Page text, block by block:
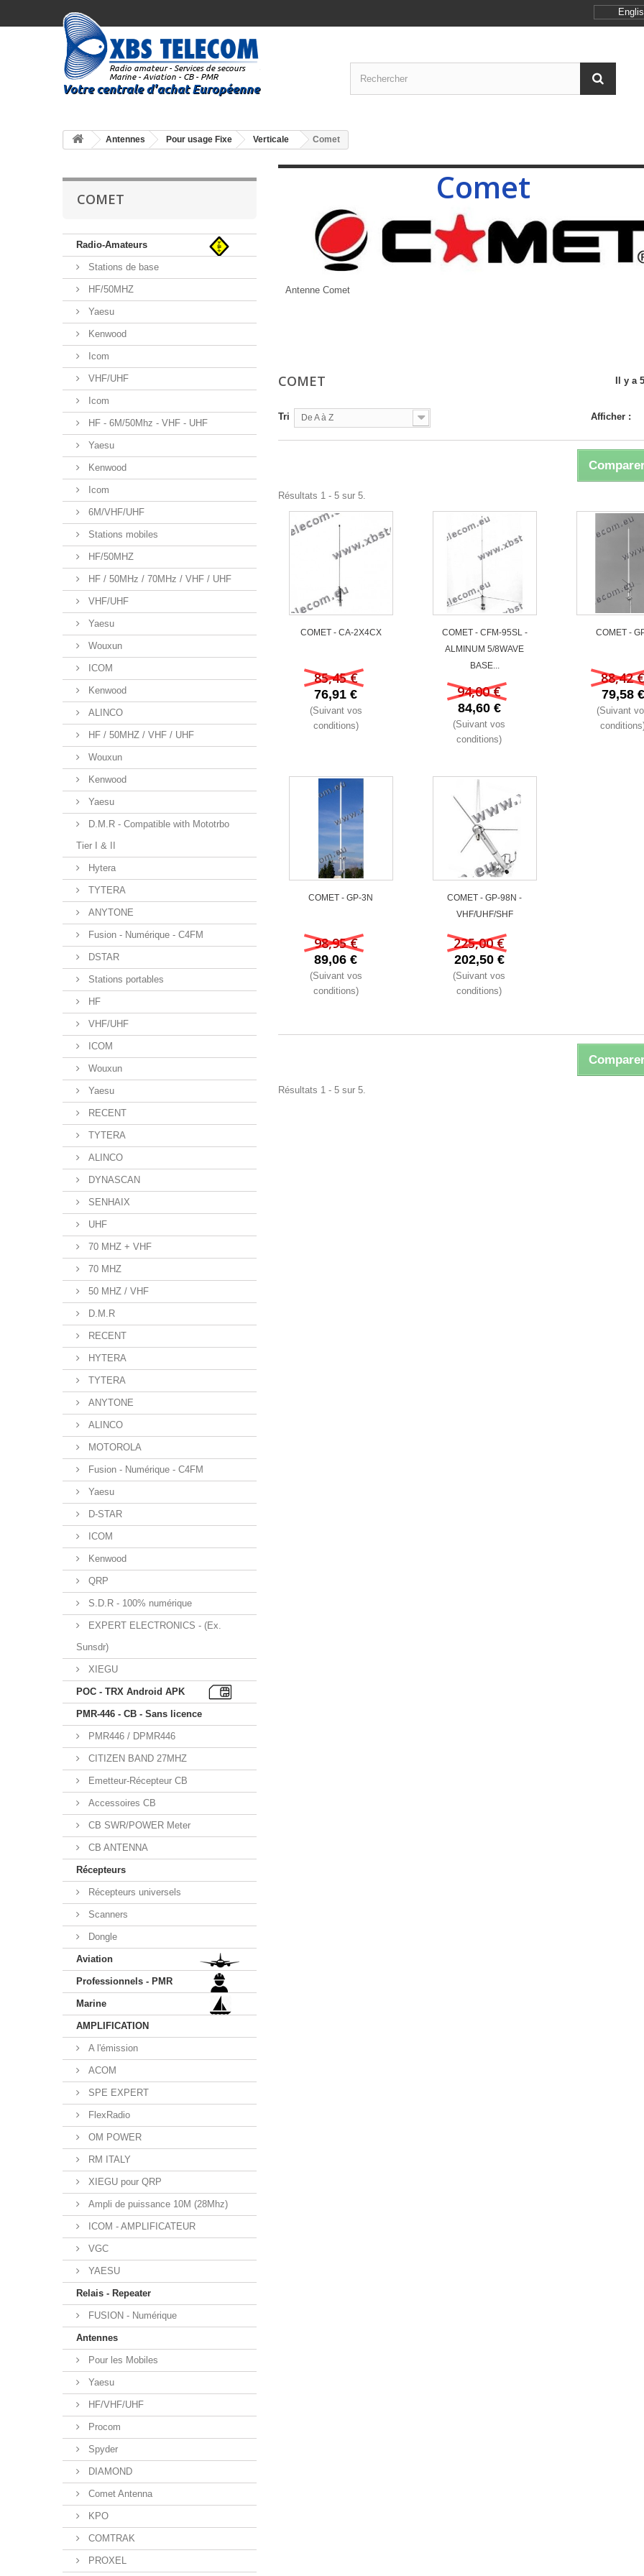
Antennes Pour usage Fixe Verticale Comet
COMET
Radio-Amateurs
Stations de base
HF/50MHZ
Yaesu
Kenwood
Icom
VHF/UHF
Icom
HF - 6M/50Mhz - VHF - UHF
Yaesu
Kenwood
Icom
6M/VHF/UHF
Stations mobiles
HF/50MHZ
HF / 50MHz / 70MHz / VHF / UHF
VHF/UHF
Yaesu
Wouxun
ICOM
Kenwood
ALINCO
HF / 50MHZ / VHF / UHF
Wouxun
Kenwood
Yaesu
D.M.R - Compatible with Mototrbo
Tier I & II
Hytera
TYTERA
ANYTONE
Fusion - Numérique - C4FM
DSTAR
Stations portables
HF
VHF/UHF
ICOM
Wouxun
Yaesu
RECENT
TYTERA
ALINCO
DYNASCAN
SENHAIX
UHF
70 MHZ + VHF
70 MHZ
50 MHZ / VHF
D.M.R
RECENT
HYTERA
TYTERA
ANYTONE
ALINCO
MOTOROLA
Fusion - Numérique - C4FM
Yaesu
D-STAR
ICOM
Kenwood
QRP
S.D.R - 100% numérique
EXPERT ELECTRONICS - (Ex.
Sunsdr)
XIEGU
POC - TRX Android APK
PMR-446 - CB - Sans licence
PMR446 / DPMR446
CITIZEN BAND 27MHZ
Emetteur-Récepteur CB
Accessoires CB
CB SWR/POWER Meter
CB ANTENNA
Récepteurs
Récepteurs universels
Scanners
Dongle
Aviation
Professionnels - PMR
Marine
AMPLIFICATION
A l'émission
ACOM
SPE EXPERT
FlexRadio
OM POWER
RM ITALY
XIEGU pour QRP
Ampli de puissance 10M (28Mhz)
ICOM - AMPLIFICATEUR
VGC
YAESU
Relais - Repeater
FUSION - Numérique
Antennes
Pour les Mobiles
Yaesu
HF/VHF/UHF
Procom
Spyder
DIAMOND
Comet Antenna
KPO
COMTRAK
PROXEL
Comet
Antenne Comet
COMET Il y a
Afficher :
Tri De A à Z
Résultats 1 - 5 sur 5.
COMET - CA-2X4CX
85,45 €
76,91 €
(Suivant vos
conditions)
COMET - CFM-95SL -
ALMINUM 5/8WAVE
BASE...
94,00 €
84,60 €
(Suivant vos
conditions)
COMET -
88,42
79,58 €
(Suivant
COMET - GP-3N
98,95 €
89,06 €
(Suivant vos
conditions)
COMET - GP-98N -
VHF/UHF/SHF
225,00 €
202,50 €
(Suivant vos
conditions)
Résultats 1 - 5 sur 5.